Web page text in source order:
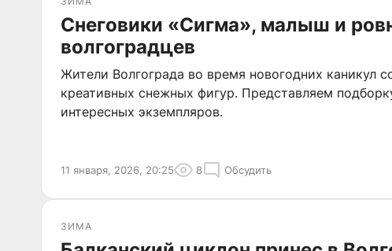
Снеговики «Сигма», малыш и
волгоградцев
Жители Волгограда во время новогодних каникул
креативных снежных фигур. Представляем
интересных экземпляров.
11 января, 2026, 20:25 8 Обсудить
ЗИМА